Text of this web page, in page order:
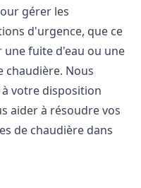
gérer les
d'urgence, que ce
une fuite d'eau ou une
chaudière. Nous
votre disposition
aider à résoudre vos
de chaudière dans